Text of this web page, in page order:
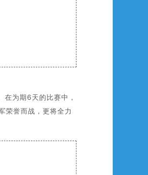
为期6天的比赛中，
荣誉而战，更将全力